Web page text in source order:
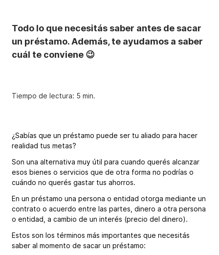
Todo lo que necesitás saber antes de sacar
un préstamo. Además, te ayudamos a saber
cuál te conviene 😉
Tiempo de lectura: 5 min.
¿Sabías que un préstamo puede ser tu aliado para hacer
realidad tus metas?
Son una alternativa muy útil para cuando querés alcanzar
esos bienes o servicios que de otra forma no podrías o
cuándo no querés gastar tus ahorros.
En un préstamo una persona o entidad otorga mediante un
contrato o acuerdo entre las partes, dinero a otra persona
o entidad, a cambio de un interés (precio del dinero).
Estos son los términos más importantes que necesitás
saber al momento de sacar un préstamo: